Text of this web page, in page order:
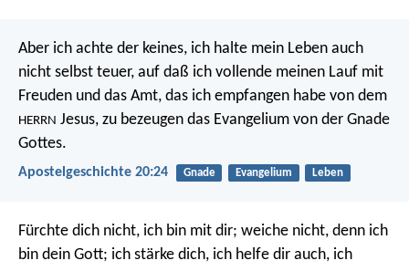
Aber ich achte der keines, ich halte mein Leben auch
nicht selbst teuer, auf daß ich vollende meinen Lauf mit
Freuden und das Amt, das ich empfangen habe von dem
HERRN Jesus, zu bezeugen das Evangelium von der Gnade
Gottes.
Apostelgeschichte 20:24 Gnade Evangelium Leben
Fürchte dich nicht, ich bin mit dir; weiche nicht, denn ich
bin dein Gott; ich stärke dich, ich helfe dir auch, ich